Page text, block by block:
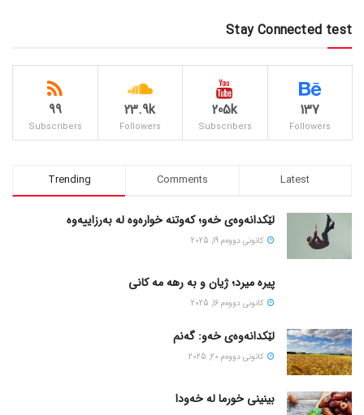
Stay Connected test
137
Followers
205k
Subscribers
23.9k
Followers
99
Subscribers
Trending Comments Latest
لێکدانەوەی خەو؛ کەوتنە خوارەوە لە بەرزاییەوە
كانونی دووه‌م 19, 2025
پیره میرد؛ ژیان و به رهه مه کانی
كانونی دووه‌م 16, 2025
لێکدانەوەی خەو: گەنم
كانونی دووه‌م 20, 2025
بینینی خورما لە خەودا